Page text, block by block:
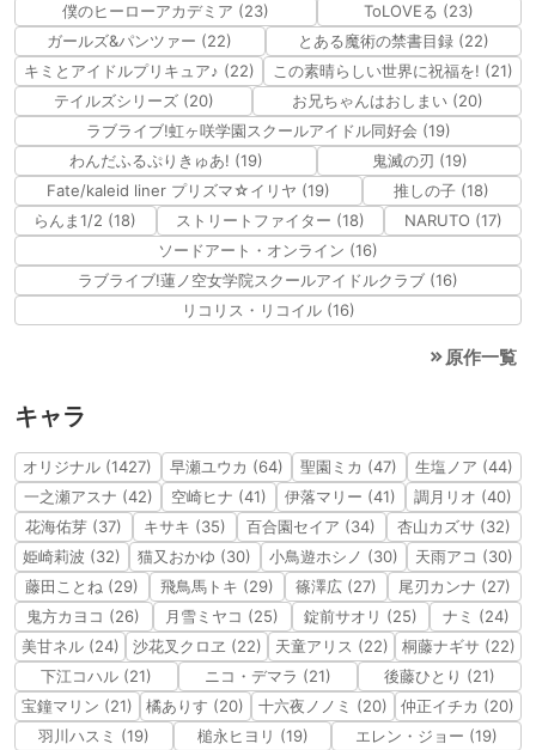
僕のヒーローアカデミア (23)
ToLOVEる (23)
ガールズ&パンツァー (22)
とある魔術の禁書目録 (22)
キミとアイドルプリキュア♪ (22)
この素晴らしい世界に祝福を! (21)
テイルズシリーズ (20)
お兄ちゃんはおしまい (20)
ラブライブ!虹ヶ咲学園スクールアイドル同好会 (19)
わんだふるぷりきゅあ! (19)
鬼滅の刃 (19)
Fate/kaleid liner プリズマ☆イリヤ (19)
推しの子 (18)
らんま1/2 (18)
ストリートファイター (18)
NARUTO (17)
ソードアート・オンライン (16)
ラブライブ!蓮ノ空女学院スクールアイドルクラブ (16)
リコリス・リコイル (16)
原作一覧
キャラ
オリジナル (1427) 早瀬ユウカ (64) 聖園ミカ (47)
生塩ノア (44)
一之瀬アスナ (42)
空崎ヒナ (41) 伊落マリー (41)
調月リオ (40)
花海佑芽 (37)
キサキ (35) 百合園セイア (34)
杏山カズサ (32)
姫崎莉波 (32)
猫又おかゆ (30) 小鳥遊ホシノ (30)
天雨アコ (30)
藤田ことね (29)
飛鳥馬トキ (29) 篠澤広 (27)
尾刃カンナ (27)
鬼方カヨコ (26)
月雪ミヤコ (25) 錠前サオリ (25)
ナミ (24)
美甘ネル (24)
沙花叉クロヱ (22) 天童アリス (22)
桐藤ナギサ (22)
下江コハル (21)
ニコ・デマラ (21)
後藤ひとり (21)
宝鐘マリン (21)
橘ありす (20) 十六夜ノノミ (20)
仲正イチカ (20)
羽川ハスミ (19)
槌永ヒヨリ (19)
エレン・ジョー (19)